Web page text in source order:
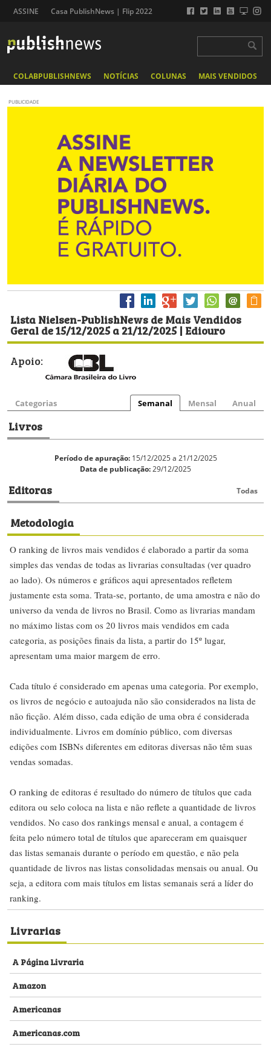
ASSINE Casa PublishNews | Flip 2022
COLABPUBLISHNEWS NOTÍCIAS COLUNAS MAIS VENDIDOS
PUBLICIDADE
Lista Nielsen-PublishNews de Mais Vendidos
Geral de 15/12/2025 a 21/12/2025 | Ediouro
Apoio:
Categorias Semanal Mensal Anual
Livros
Período de apuração:15/12/2025 a 21/12/2025
Data de publicação:29/12/2025
Editoras Todas
Metodologia
O ranking de livros mais vendidos é elaborado a partir da soma
simples das vendas de todas as livrarias consultadas (ver quadro
ao lado). Os números e gráficos aqui apresentados refletem
justamente esta soma. Trata-se, portanto, de uma amostra e não do
universo da venda de livros no Brasil. Como as livrarias mandam
no máximo listas com os 20 livros mais vendidos em cada
categoria, as posições finais da lista, a partir do 15º lugar,
apresentam uma maior margem de erro.
Cada título é considerado em apenas uma categoria. Por exemplo,
os livros de negócio e autoajuda não são considerados na lista de
não ficção. Além disso, cada edição de uma obra é considerada
individualmente. Livros em domínio público, com diversas
edições com ISBNs diferentes em editoras diversas não têm suas
vendas somadas.
O ranking de editoras é resultado do número de títulos que cada
editora ou selo coloca na lista e não reflete a quantidade de livros
vendidos. No caso dos rankings mensal e anual, a contagem é
feita pelo número total de títulos que apareceram em quaisquer
das listas semanais durante o período em questão, e não pela
quantidade de livros nas listas consolidadas mensais ou anual. Ou
seja, a editora com mais títulos em listas semanais será a líder do
ranking.
Livrarias
A Página Livraria
Amazon
Americanas
Americanas.com